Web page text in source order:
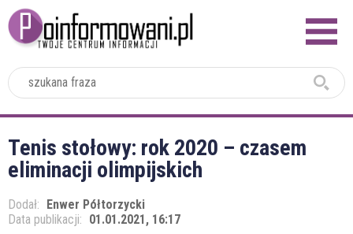
Tenis stołowy: rok 2020 – czasem
eliminacji olimpijskich
Dodał: Enwer Półtorzycki
Data publikacji: 01.01.2021, 16:17